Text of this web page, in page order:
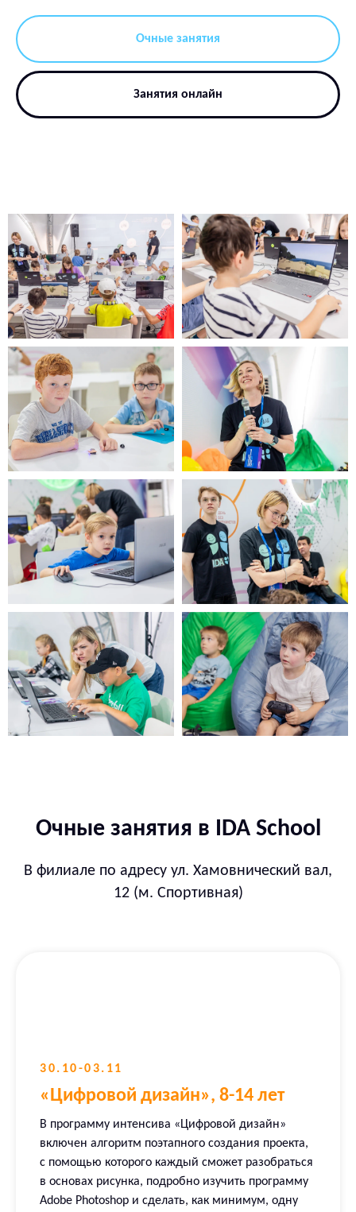
Очные занятия
Занятия онлайн
Очные занятия в IDA School
В филиале по адресу ул. Хамовнический вал,
12 (м. Спортивная)
30.10-03.11
«Цифровой дизайн», 8-14 лет
В программу интенсива «Цифровой дизайн»
включен алгоритм поэтапного создания проекта,
с помощью которого каждый сможет разобраться
в основах рисунка, подробно изучить программу
Adobe Photoshop и сделать, как минимум, одну